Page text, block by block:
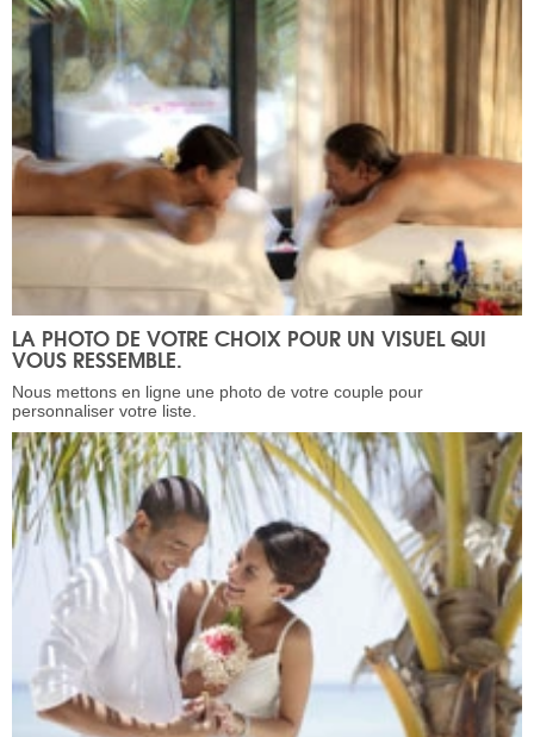
LA PHOTO DE VOTRE CHOIX POUR UN VISUEL QUI
VOUS RESSEMBLE.
Nous mettons en ligne une photo de votre couple pour
personnaliser votre liste.